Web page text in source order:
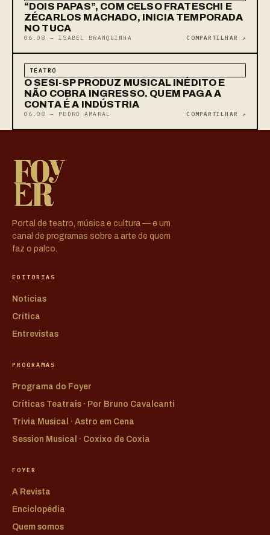
“DOIS PAPAS”, COM CELSO FRATESCHI E
ZÉCARLOS MACHADO, INICIA TEMPORADA
NO TUCA
06.08 — ISABEL BRANQUINHA COMPARTILHAR ↗
TEATRO
O SESI-SP PRODUZ MUSICAL INÉDITO E
NÃO COBRA INGRESSO. QUEM PAGA A
CONTA É A INDÚSTRIA
06.08 — PEDRO AMARAL COMPARTILHAR ↗
Portal de teatro, música e cultura — e um
canal de programas sobre a arte de quem
faz o palco.
EDITORIAS
Notícias
Crítica
Entrevistas
PROGRAMAS
Programa do Foyer
Críticas Teatrais · Por Bruno Cavalcanti
Trivia Musical · Astro em Cena
Session Musical · Coxixo de Coxia
FOYER
A Revista
Enciclopédia
Quem somos